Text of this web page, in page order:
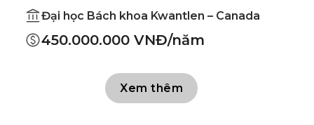
Đại học Bách khoa Kwantlen – Canada
450.000.000 VNĐ/năm
Xem thêm